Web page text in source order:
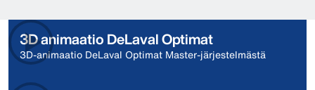
3D animaatio DeLaval Optimat
3D-animaatio DeLaval Optimat Master-järjestelmästä